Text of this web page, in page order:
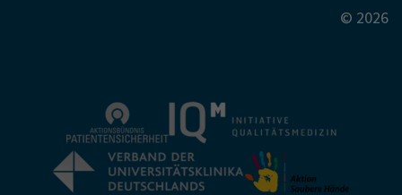
© 2026